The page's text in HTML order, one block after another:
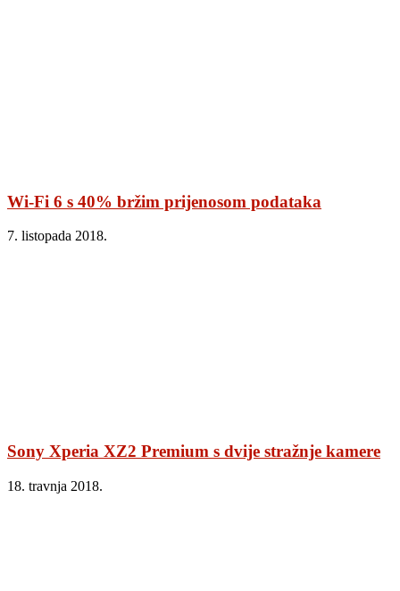
Wi-Fi 6 s 40% bržim prijenosom podataka
7. listopada 2018.
Sony Xperia XZ2 Premium s dvije stražnje kamere
18. travnja 2018.